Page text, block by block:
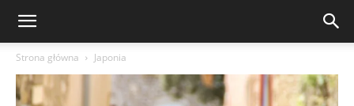
Strona główna Japonia